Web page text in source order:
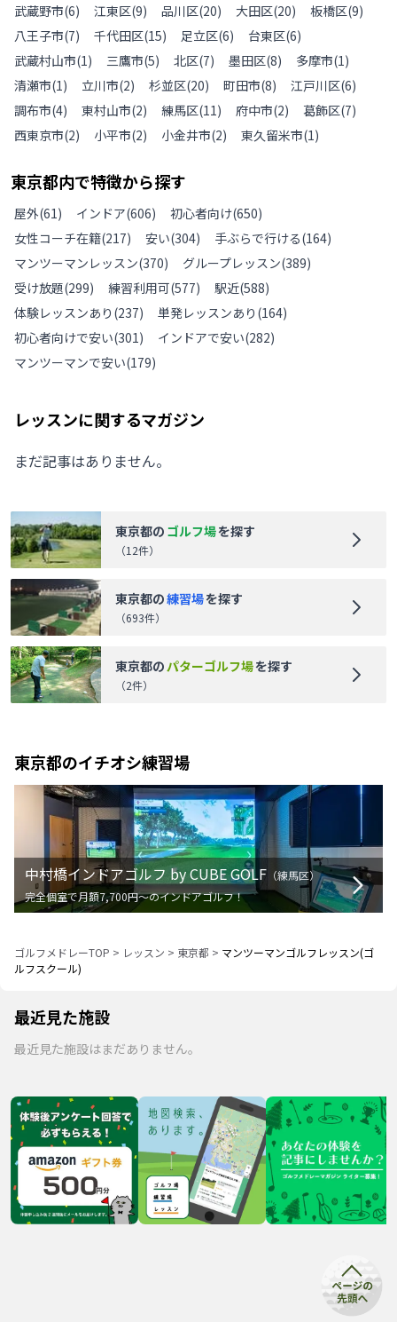
武蔵野市(6) 江東区(9) 品川区(20) 大田区(20) 板橋区(9)
八王子市(7) 千代田区(15) 足立区(6) 台東区(6)
武蔵村山市(1) 三鷹市(5) 北区(7) 墨田区(8) 多摩市(1)
清瀬市(1) 立川市(2) 杉並区(20) 町田市(8) 江戸川区(6)
調布市(4) 東村山市(2) 練馬区(11) 府中市(2) 葛飾区(7)
西東京市(2) 小平市(2) 小金井市(2) 東久留米市(1)
東京都内で特徴から探す
屋外(61) インドア(606) 初心者向け(650)
女性コーチ在籍(217) 安い(304) 手ぶらで行ける(164)
マンツーマンレッスン(370) グループレッスン(389)
受け放題(299) 練習利用可(577) 駅近(588)
体験レッスンあり (237) 単発レッスンあり (164)
初心者向けで安い(301) インドアで安い(282)
マンツーマンで安い(179)
レッスンに関するマガジン
まだ記事はありません。
東京都の ゴルフ場を探す
（12件）
東京都の練習場を探す
（693件）
東京都のパターゴルフ場を探す
（2件）
東京都のイチオシ練習場
中村橋インドアゴルフ by CUBE GOLF （練馬区）
完全個室で月額7,700円〜のインドアゴルフ！
ゴルフメドレーTOP > レッスン > 東京都 > マンツーマンゴルフレッスン(ゴ
ルフスクール)
最近見た施設
最近見た施設はまだありません。